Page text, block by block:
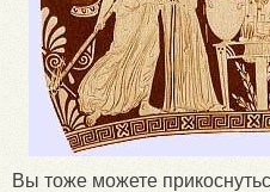
Вы тоже можете